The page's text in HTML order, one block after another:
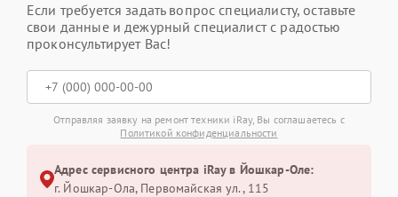
Если требуется задать вопрос специалисту, оставьте
свои данные и дежурный специалист с радостью
проконсультирует Вас!
Отправляя заявку на ремонт техники iRay, Вы соглашаетесь с
Политикой конфиденциальности
Адрес сервисного центра iRay в Йошкар-Оле:
г. Йошкар-Ола, Первомайская ул., 115